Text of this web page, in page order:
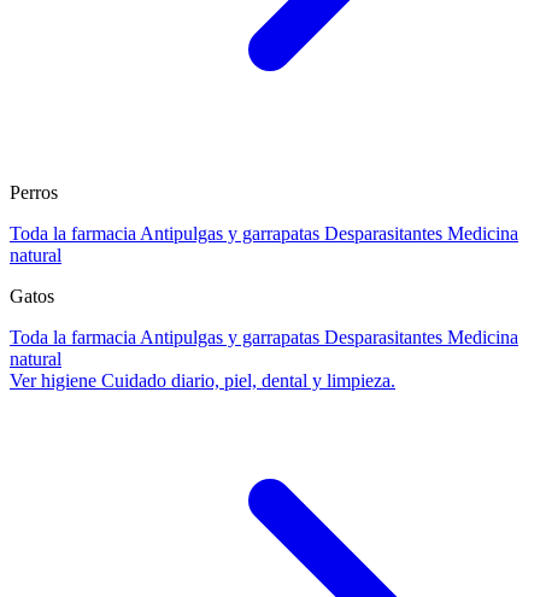
Perros
Toda la farmacia Antipulgas y garrapatas Desparasitantes Medicina
natural
Gatos
Toda la farmacia Antipulgas y garrapatas Desparasitantes Medicina
natural
Ver higiene Cuidado diario, piel, dental y limpieza.